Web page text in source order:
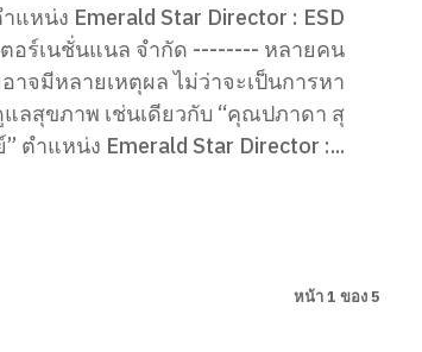
นล จำกัด -------- หลายคน
าจมีหลายเหตุผล ไม่ว่าจะเป็นการหา
ลสุขภาพ เช่นเดียวกับ “คุณปภาดา สุ
ตำแหน่ง Emerald Star Director :...
หน้า 1 ของ 5